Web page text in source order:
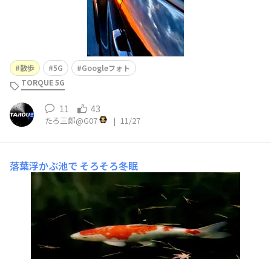
散歩 5G
Googleフォト
TORQUE 5G
11 43
たろ三郎@G07 | 11/27
落葉浮かぶ池で そろそろ冬眠